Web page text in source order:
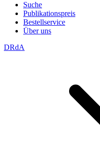
Suche
Publikationspreis
Bestellservice
Über uns
DRdA